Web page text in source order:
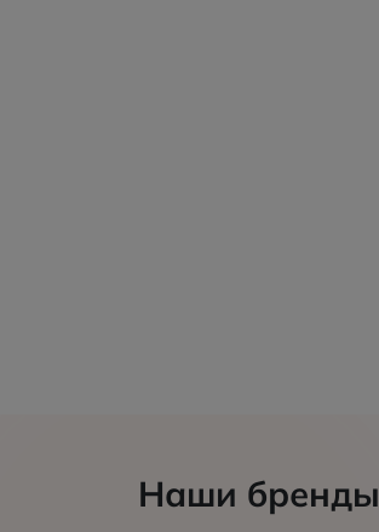
Наши бренды